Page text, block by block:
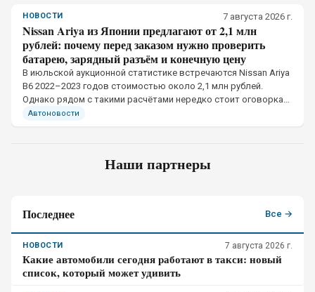
НОВОСТИ 7 августа 2026 г.
Nissan Ariya из Японии предлагают от 2,1 млн
рублей: почему перед заказом нужно проверить
батарею, зарядный разъём и конечную цену
В июльской аукционной статистике встречаются Nissan Ariya
B6 2022–2023 годов стоимостью около 2,1 млн рублей.
Однако рядом с такими расчётами нередко стоит оговорка
«цена во Владивосток» и отдельно указано «плюс
Автоновости
Наши партнеры
Последнее Все →
НОВОСТИ 7 августа 2026 г.
Какие автомобили сегодня работают в такси: новый
список, который может удивить